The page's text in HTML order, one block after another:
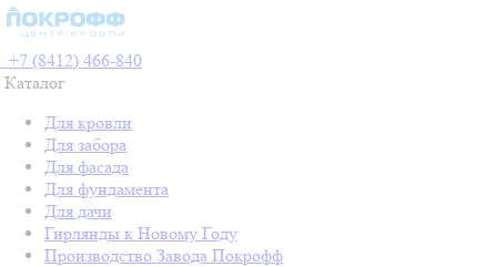
+7 (8412) 466-840
Каталог
Для кровли
Для забора
Для фасада
Для фундамента
Для дачи
Гирлянды к Новому Году
Производство Завода Покрофф